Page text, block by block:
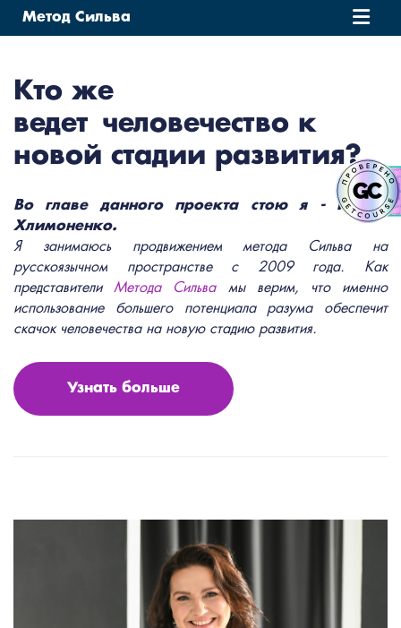
Метод Сильва
О НАС
ОБУЧЕНИЕ
ОТЗЫВЫ
ВЕБИНАРЫ
КОНТАКТЫ
Кто же
ведет человечество к
новой стадии развития?
Во главе данного проекта стою я - Ирина
Хлимоненко.
Я занимаюсь продвижением метода Сильва на
русскоязычном пространстве с 2009 года. Как
представителиМетода Сильвамы верим, что именно
использование большего потенциала разума обеспечит
скачок человечества на новую стадию развития.
Узнать больше